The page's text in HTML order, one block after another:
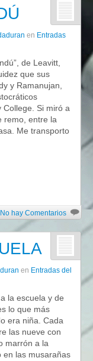
en Entradas
de Leavitt,
que sus
y Ramanujan,
College. Si miró a
remo, entre la
Me transporto
No hay Comentarios
en Entradas del
la escuela y de
lo que más
era niña. Cada
las nueve con
marrón a la
en las musarañas